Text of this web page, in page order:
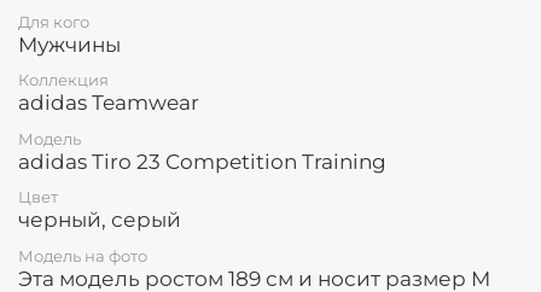
Для кого
Мужчины
Коллекция
adidas Teamwear
Модель
adidas Tiro 23 Competition Training
Цвет
черный, серый
Модель на фото
Эта модель ростом 189 см и носит размер М